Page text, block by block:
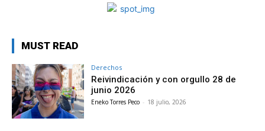
MUST READ
Derechos
Reivindicación y con orgullo 28 de
junio 2026
Eneko Torres Peco - 18 julio, 2026